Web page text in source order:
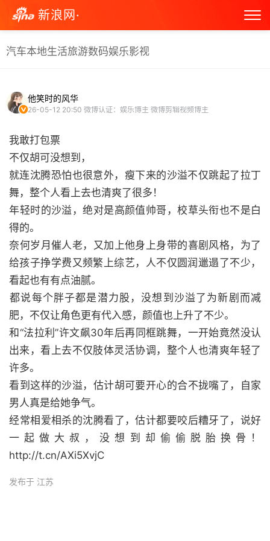
新浪网·
汽车本地生活旅游数码娱乐影视
他笑时的风华
26-05-12 20:50 微博认证：娱乐博主 微博剪辑视频博主
我敢打包票
不仅胡可没想到，
就连沈腾恐怕也很意外，瘦下来的沙溢不仅跳起了拉丁
舞，整个人看上去也清爽了很多！
​年轻时的沙溢，绝对是高颜值帅哥，校草头衔也不是白
得的。
​奈何岁月催人老，又加上他身上身带的喜剧风格，为了
给孩子挣学费又频繁上综艺，人不仅圆润邋遢了不少，
看起也有有点油腻。
​都说每个胖子都是潜力股，没想到沙溢了为新剧而减
肥，不仅让角色更有代入感，颜值也上升了不少。
​和“法拉利”许文飙30年后再同框跳舞，一开始竟然没认
出来，看上去不仅肢体灵活协调，整个人也清爽年轻了
许多。
​看到这样的沙溢，估计胡可要开心的合不拢嘴了，自家
男人真是给她争气。
​经常相爱相杀的沈腾看了，估计都要咬后糟牙了，说好
一起做大叔，没想到却偷偷脱胎换骨！
http://t.cn/AXi5XvjC
发布于 江苏